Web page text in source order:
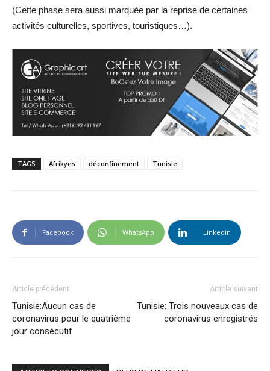
(Cette phase sera aussi marquée par la reprise de certaines
activités culturelles, sportives, touristiques…).
TAGS Afrikyes déconfinement Tunisie
Facebook WhatsApp Linkedin
Article précédent
Tunisie:Aucun cas de
coronavirus pour le quatrième
jour consécutif
Article suivant
Tunisie: Trois nouveaux cas de
coronavirus enregistrés